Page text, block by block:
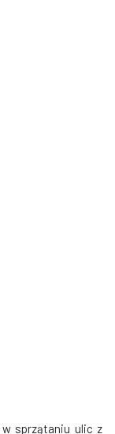
sprzątaniu ulic z